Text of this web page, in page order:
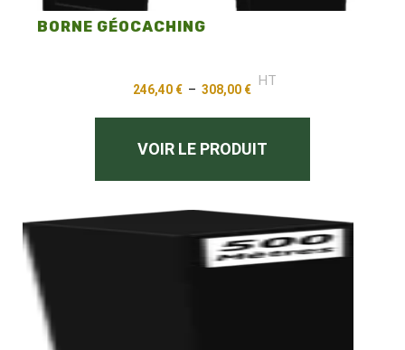
BORNE GÉOCACHING
246,40 € – 308,00 €
HT
VOIR LE PRODUIT